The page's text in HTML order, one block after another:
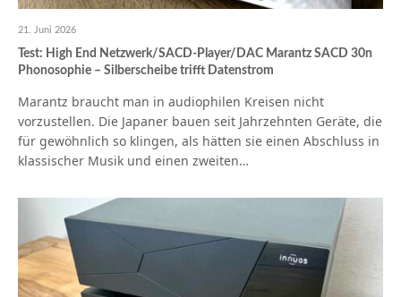
21. Juni 2026
Test: High End Netzwerk/SACD-Player/DAC Marantz SACD 30n
Phonosophie – Silberscheibe trifft Datenstrom
Marantz braucht man in audiophilen Kreisen nicht
vorzustellen. Die Japaner bauen seit Jahrzehnten Geräte, die
für gewöhnlich so klingen, als hätten sie einen Abschluss in
klassischer Musik und einen zweiten…